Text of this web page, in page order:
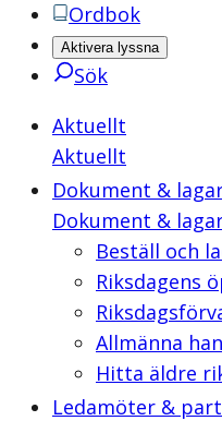
Ordbok
Aktivera lyssna
Sök
Aktuellt
Aktuellt
Dokument &
Dokument &
Beställ och
Riksdagens
Allmänna
Hitta äldre
Ledamöter &